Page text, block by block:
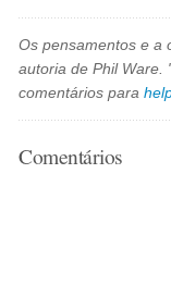
Os pensamentos e a
autoria de Phil Ware.
comentários para
Comentários